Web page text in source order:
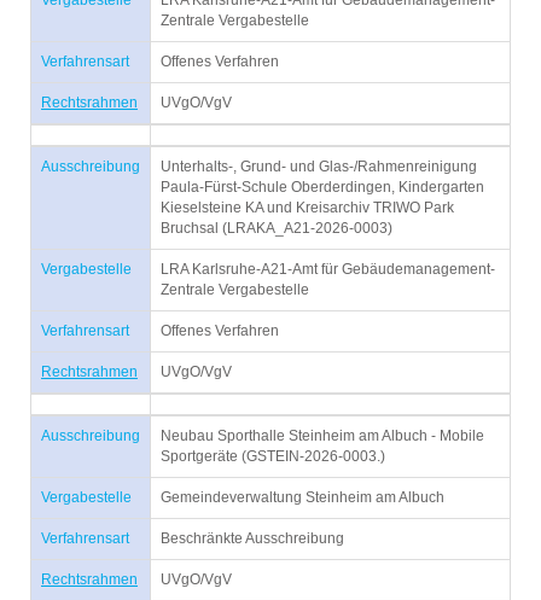
Zentrale Vergabestelle
Verfahrensart Offenes Verfahren
Rechtsrahmen UVgO/VgV
Ausschreibung
Unterhalts-, Grund- und Glas-/Rahmenreinigung
Paula-Fürst-Schule Oberderdingen, Kindergarten
Kieselsteine KA und Kreisarchiv TRIWO Park
Bruchsal (LRAKA_A21-2026-0003)
Vergabestelle
LRA Karlsruhe-A21-Amt für Gebäudemanagement-
Zentrale Vergabestelle
Verfahrensart Offenes Verfahren
Rechtsrahmen UVgO/VgV
Ausschreibung
Neubau Sporthalle Steinheim am Albuch - Mobile
Sportgeräte (GSTEIN-2026-0003.)
Vergabestelle Gemeindeverwaltung Steinheim am Albuch
Verfahrensart Beschränkte Ausschreibung
Rechtsrahmen UVgO/VgV